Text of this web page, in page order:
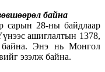
байна
сарын 28-ны байдлаар
ашиглалтын 1378,
байна. Энэ нь Монгол
эзэлж байна.